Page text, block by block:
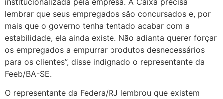
lembrar que seus empregados são concursados e, por
mais que o governo tenha tentado acabar com a
estabilidade, ela ainda existe. Não adianta querer forçar
os empregados a empurrar produtos desnecessários
para os clientes”, disse indignado o representante da
Feeb/BA-SE.
O representante da Federa/RJ lembrou que existem